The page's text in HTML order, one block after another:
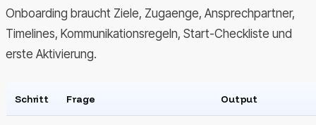
Onboarding braucht Ziele, Zugaenge, Ansprechpartner,
Timelines, Kommunikationsregeln, Start-Checkliste und
erste Aktivierung.
Schritt Frage Output